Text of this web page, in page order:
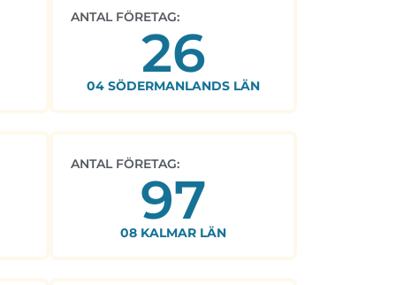
ANTAL FÖRETAG:
26
04 SÖDERMANLANDS LÄN
ANTAL FÖRETAG:
97
08 KALMAR LÄN